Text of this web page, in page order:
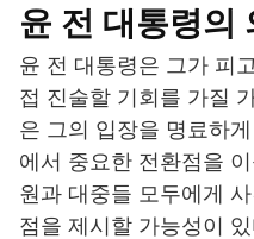
윤 전 대통령의
윤 전 대통령은 그가 피
접 진술할 기회를 가질
은 그의 입장을 명료하
에서 중요한 전환점을
원과 대중들 모두에게
점을 제시할 가능성이